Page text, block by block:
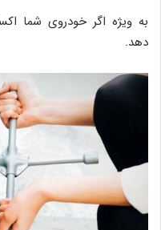
به ویژه اگر خودروی شما
دهد.